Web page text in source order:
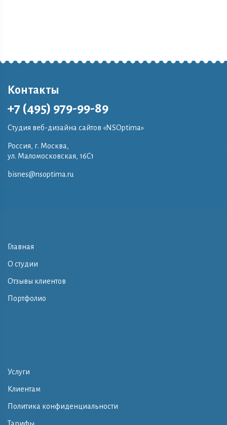
Контакты
+7 (495) 979-99-89
Студия веб-дизайна сайтов «NSOptima»
Россия, г. Москва,
ул. Маломосковская, 16C1
bisnes@nsoptima.ru
Главная
О студии
Отзывы клиентов
Портфолио
Услуги
Клиентам
Политика конфиденциальности